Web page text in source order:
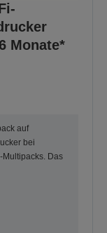
Monate*
auf
bei
Das